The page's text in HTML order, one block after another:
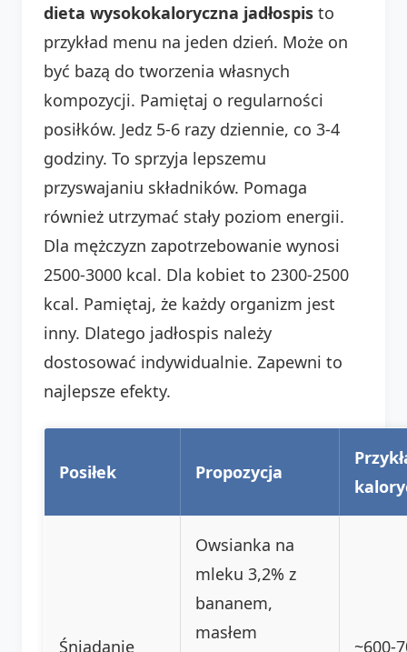
dieta wysokokaloryczna jadłospis to
przykład menu na jeden dzień. Może on
być bazą do tworzenia własnych
kompozycji. Pamiętaj o regularności
posiłków. Jedz 5-6 razy dziennie, co 3-4
godziny. To sprzyja lepszemu
przyswajaniu składników. Pomaga
również utrzymać stały poziom energii.
Dla mężczyzn zapotrzebowanie wynosi
2500-3000 kcal. Dla kobiet to 2300-2500
kcal. Pamiętaj, że każdy organizm jest
inny. Dlatego jadłospis należy
dostosować indywidualnie. Zapewni to
najlepsze efekty.
Posiłek Propozycja
Śniadanie
Owsianka na
mleku 3,2% z
bananem,
masłem
~600-